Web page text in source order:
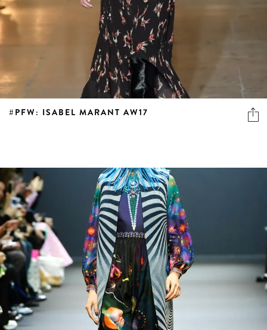
#PFW: ISABEL MARANT AW17